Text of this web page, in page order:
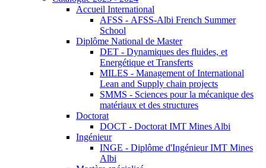
Accueil International
AFSS - AFSS-Albi French Summer
School
Diplôme National de Master
DET - Dynamiques des fluides, et
Energétique et Transferts
MILES - Management of International
Lean and Supply chain projects
SMMS - Sciences pour la mécanique des
matériaux et des structures
Doctorat
DOCT - Doctorat IMT Mines Albi
Ingénieur
INGE - Diplôme d'Ingénieur IMT Mines
Albi